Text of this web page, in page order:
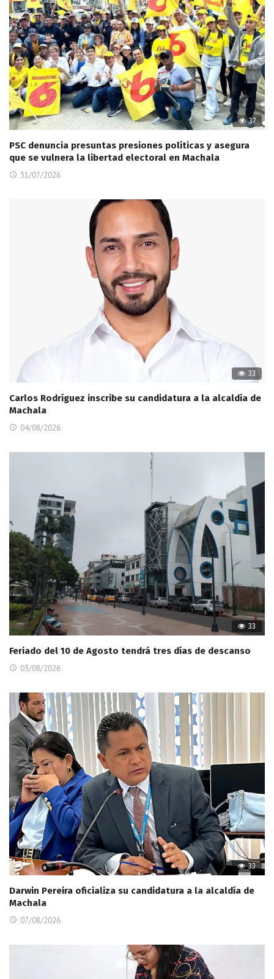
37
PSC denuncia presuntas presiones políticas y asegura
que se vulnera la libertad electoral en Machala
31/07/2026
33
Carlos Rodríguez inscribe su candidatura a la alcaldía de
Machala
04/08/2026
33
Feriado del 10 de Agosto tendrá tres días de descanso
03/08/2026
33
Darwin Pereira oficializa su candidatura a la alcaldía de
Machala
07/08/2026